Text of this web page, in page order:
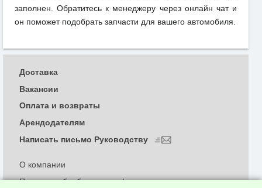
заполнен. Обратитесь к менеджеру через онлайн чат и
он поможет подобрать запчасти для вашего автомобиля.
О компании
Политика обработки и конфиденциальности
Доставка
Вакансии
Оплата и возвраты
Арендодателям
Написать письмо Руководству